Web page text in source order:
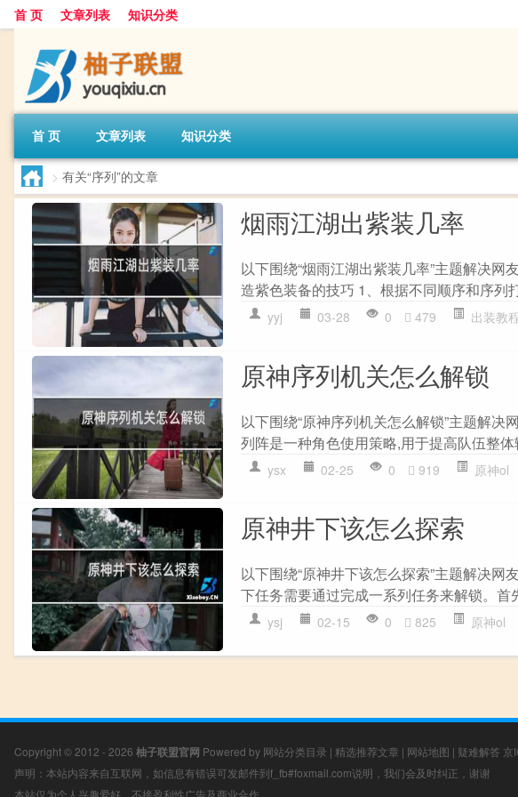
首 页 文章列表 知识分类
首 页 文章列表 知识分类
> 有关“序列”的文章
烟雨江湖出紫装几率
以下围绕“烟雨江湖出紫装几率”主题解决
造紫色装备的技巧 1、根据不同顺序和序列
yyj 03-28 0 479 出装教
原神序列机关怎么解锁
以下围绕“原神序列机关怎么解锁”主题解
列阵是一种角色使用策略,用于提高队伍整体
ysx 02-25 0 919 原神ol
原神井下该怎么探索
以下围绕“原神井下该怎么探索”主题解决
下任务需要通过完成一系列任务来解锁。首
ysj 02-15 0 825 原神ol
Copyright © 2012 - 2026 柚子联盟官网 Powered by 网站分类目录 | 精选推荐文章 | 网站地图 | 疑难解答 京
声明：本站内容来自互联网，如信息有错误可发邮件到f_fb#foxmail.com说明，我们会及时纠正，谢谢
本站仅为个人兴趣爱好，不接盈利性广告及商业合作